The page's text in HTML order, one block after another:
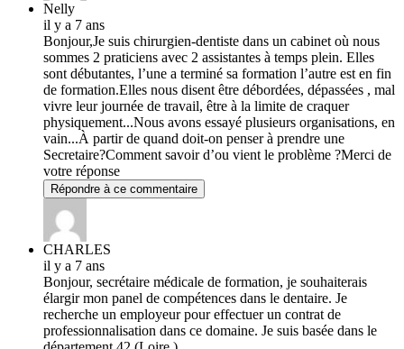
Nelly
il y a 7 ans
Bonjour,Je suis chirurgien-dentiste dans un cabinet où nous
sommes 2 praticiens avec 2 assistantes à temps plein. Elles
sont débutantes, l’une a terminé sa formation l’autre est en fin
de formation.Elles nous disent être débordées, dépassées , mal
vivre leur journée de travail, être à la limite de craquer
physiquement...Nous avons essayé plusieurs organisations, en
vain...À partir de quand doit-on penser à prendre une
Secretaire?Comment savoir d’ou vient le problème ?Merci de
votre réponse
Répondre à ce commentaire
CHARLES
il y a 7 ans
Bonjour, secrétaire médicale de formation, je souhaiterais
élargir mon panel de compétences dans le dentaire. Je
recherche un employeur pour effectuer un contrat de
professionnalisation dans ce domaine. Je suis basée dans le